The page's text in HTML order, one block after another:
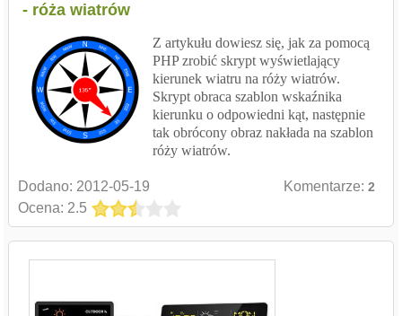
- róża wiatrów
Z artykułu dowiesz się, jak za pomocą
PHP zrobić skrypt wyświetlający
kierunek wiatru na róży wiatrów.
Skrypt obraca szablon wskaźnika
kierunku o odpowiedni kąt, następnie
tak obrócony obraz nakłada na szablon
róży wiatrów.
Dodano: 2012-05-19 Komentarze:2
Ocena: 2.5